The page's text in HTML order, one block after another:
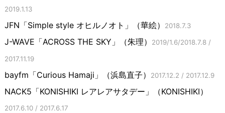
2019.1.13
JFN「Simple style オヒルノオト」（華絵） 2018.7.3
J-WAVE「ACROSS THE SKY」（朱理） 2019/1.6/2018.7.8 /
2017.11.19
bayfm「Curious Hamaji」（浜島直子） 2017.12.2 / 2017.12.9
NACK5「KONISHIKI レアレアサタデー」（KONISHIKI）
2017.6.10 / 2017.6.17